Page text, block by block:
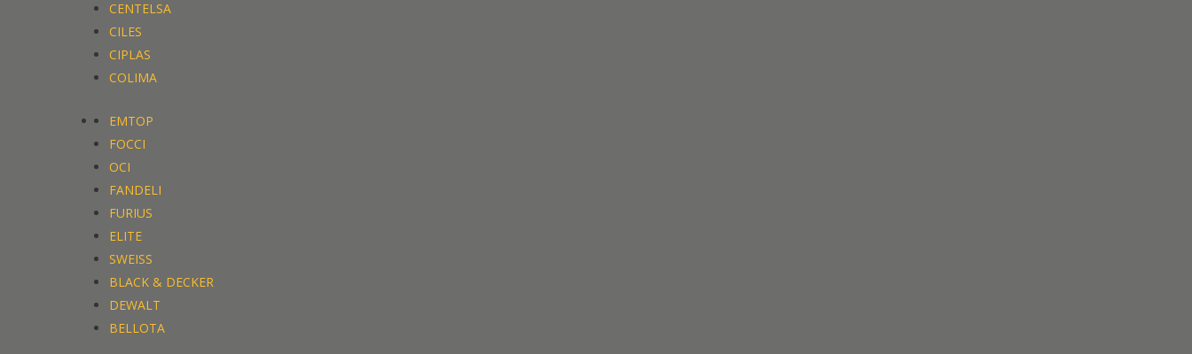
CENTELSA
CILES
CIPLAS
COLIMA
EMTOP
FOCCI
OCI
FANDELI
FURIUS
ELITE
SWEISS
BLACK & DECKER
DEWALT
BELLOTA